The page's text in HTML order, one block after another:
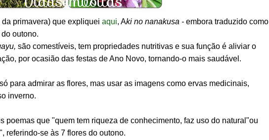
da primavera) que expliquei aqui, Aki no nanakusa - embora traduzido como
outono.
são comestíveis, tem propriedades nutritivas e sua função é aliviar o
por ocasião das festas de Ano Novo, tornando-o mais saudável.
para admirar as flores, mas usar as imagens como ervas medicinais,
inverno.
poemas que "quem tem riqueza de conhecimento, faz uso do natural"ou
referindo-se às 7 flores do outono.